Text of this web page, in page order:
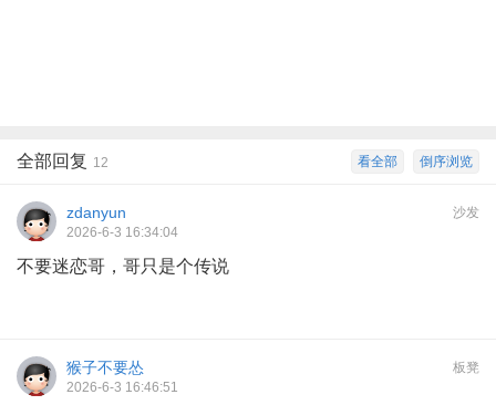
倒序浏览
看全部
全部回复 12
沙发
zdanyun
2026-6-3 16:34:04
不要迷恋哥，哥只是个传说
板凳
猴子不要怂
2026-6-3 16:46:51